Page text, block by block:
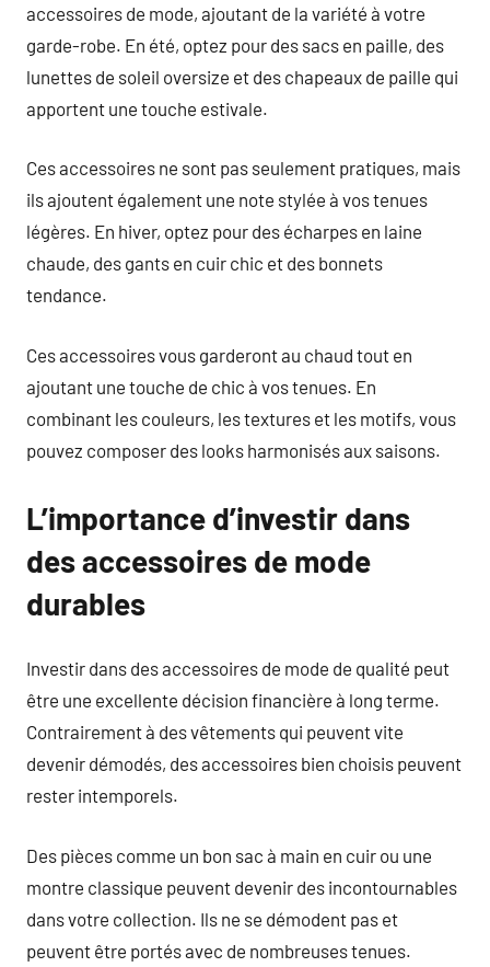
accessoires de mode, ajoutant de la variété à votre
garde-robe. En été, optez pour des sacs en paille, des
lunettes de soleil oversize et des chapeaux de paille qui
apportent une touche estivale.
Ces accessoires ne sont pas seulement pratiques, mais
ils ajoutent également une note stylée à vos tenues
légères. En hiver, optez pour des écharpes en laine
chaude, des gants en cuir chic et des bonnets
tendance.
Ces accessoires vous garderont au chaud tout en
ajoutant une touche de chic à vos tenues. En
combinant les couleurs, les textures et les motifs, vous
pouvez composer des looks harmonisés aux saisons.
L’importance d’investir dans
des accessoires de mode
durables
Investir dans des accessoires de mode de qualité peut
être une excellente décision financière à long terme.
Contrairement à des vêtements qui peuvent vite
devenir démodés, des accessoires bien choisis peuvent
rester intemporels.
Des pièces comme un bon sac à main en cuir ou une
montre classique peuvent devenir des incontournables
dans votre collection. Ils ne se démodent pas et
peuvent être portés avec de nombreuses tenues.